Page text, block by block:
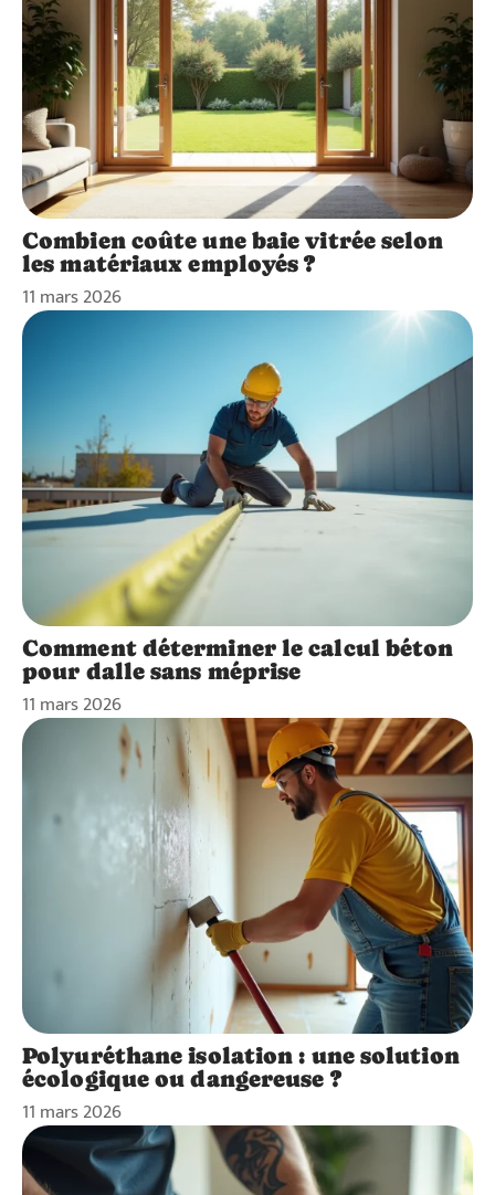
Combien coûte une baie vitrée selon
les matériaux employés ?
11 mars 2026
Comment déterminer le calcul béton
pour dalle sans méprise
11 mars 2026
Polyuréthane isolation : une solution
écologique ou dangereuse ?
11 mars 2026